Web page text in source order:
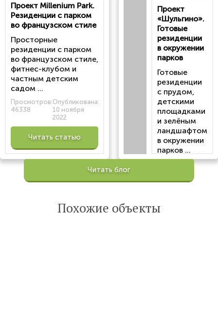
Проект Millenium Park.
Резиденции с парком
во французском стиле
Просторные
резиденции с парком
во французском стиле,
фитнес-клубом и
частным детским
садом ...
Просмотров:
46338
Опубликована:
10 ноября
2022
Читать статью
статью
Проект
«Шульгино».
Готовые
резиденции
в окружении
парков
Готовые
резиденции
с прудом,
детскими
площадками
и зелёным
ландшафтом
в окружении
парков ...
Просмотров:
Опубликована:
Читать блог
Похожие объекты